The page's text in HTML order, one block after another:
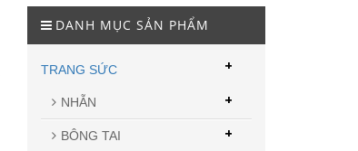
DANH MỤC SẢN PHẨM
TRANG SỨC
NHẪN +
BÔNG TAI +
+